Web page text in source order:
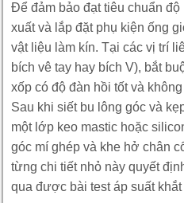
Để đảm bảo đạt tiêu chuẩn độ
xuất và lắp đặt phụ kiện ống
vật liệu làm kín. Tại các vị trí
bích vê tay hay bích V), bắt
xốp có độ đàn hồi tốt và
Sau khi siết bu lông góc và
một lớp keo mastic hoặc
góc mí ghép và khe hở chân
từng chi tiết nhỏ này quyết
qua được bài test áp suất